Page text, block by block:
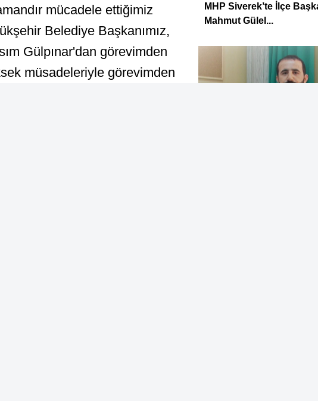
mücadele ettiğimiz
Belediye Başkanımız,
Gülpınar'dan görevimden
müsadeleriyle görevimden
MHP Siverek’te İlçe
Mahmut Gülel...